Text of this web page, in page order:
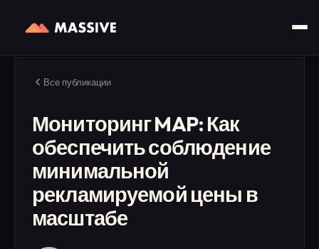
Все публикации
Мониторинг MAP: Как
обеспечить соблюдение
минимальной
рекламируемой цены в
масштабе